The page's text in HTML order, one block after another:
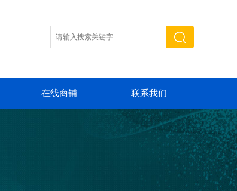
在线商铺 联系我们